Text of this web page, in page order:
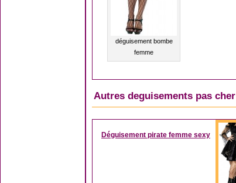
déguisement bombe
femme
Autres deguisements pas cher
Déguisement pirate femme sexy